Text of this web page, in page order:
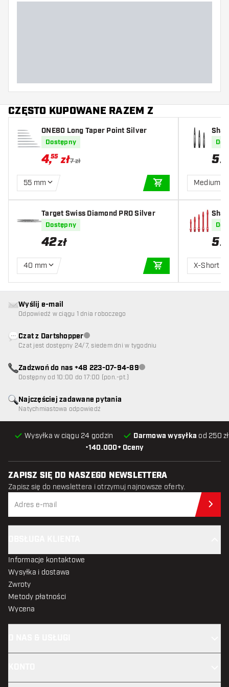
CZĘSTO KUPOWANE RAZEM Z
ONE80 Long Taper Point Silver
Dostępny
4,55 zł7 zł
55 mm
DODAJ DO
Target Swiss Diamond PRO Silver
Dostępny
42zł
40 mm
DODAJ DO
5zł
Medium
5zł
X-Short
•140.000+ Oceny
Wysyłka w ciągu 24 godzin Darmowa wysyłka od 250
Najczęściej zadawane pytania
Natychmiastowa odpowiedź
Wyślij e-mail
Odpowiedź w ciągu 1 dnia roboczego
Czat z DartshopperObsługa klienta niedostępna
Czat jest dostępny 24/7, siedem dni w tygodniu
Zadzwoń do nas +48 223-07-94-89Obsługa klienta niedostępna
Dostępny od 10:00 do 17:00 (pon.-pt.)
ZAPISZ SIĘ DO NASZEGO NEWSLETTERA
Zapisz się do newslettera i otrzymuj najnowsze oferty.
Informacje kontaktowe
Wysyłka i dostawa
Zwroty
Metody płatności
Wycena